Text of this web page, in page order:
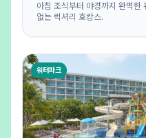
아침 조식부터 야경까지 완벽한
없는 럭셔리 호캉스.
워터파크